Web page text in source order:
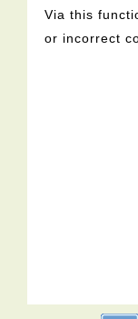
Via this
or incorrect